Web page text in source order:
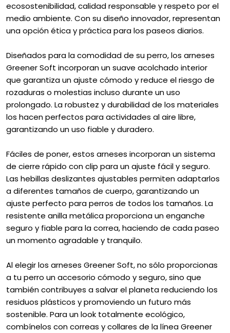
ecosostenibilidad, calidad responsable y respeto por el
medio ambiente. Con su diseño innovador, representan
una opción ética y práctica para los paseos diarios.
Diseñados para la comodidad de su perro, los arneses
Greener Soft incorporan un suave acolchado interior
que garantiza un ajuste cómodo y reduce el riesgo de
rozaduras o molestias incluso durante un uso
prolongado. La robustez y durabilidad de los materiales
los hacen perfectos para actividades al aire libre,
garantizando un uso fiable y duradero.
Fáciles de poner, estos arneses incorporan un sistema
de cierre rápido con clip para un ajuste fácil y seguro.
Las hebillas deslizantes ajustables permiten adaptarlos
a diferentes tamaños de cuerpo, garantizando un
ajuste perfecto para perros de todos los tamaños. La
resistente anilla metálica proporciona un enganche
seguro y fiable para la correa, haciendo de cada paseo
un momento agradable y tranquilo.
Al elegir los arneses Greener Soft, no sólo proporcionas
a tu perro un accesorio cómodo y seguro, sino que
también contribuyes a salvar el planeta reduciendo los
residuos plásticos y promoviendo un futuro más
sostenible. Para un look totalmente ecológico,
combínelos con correas y collares de la línea Greener